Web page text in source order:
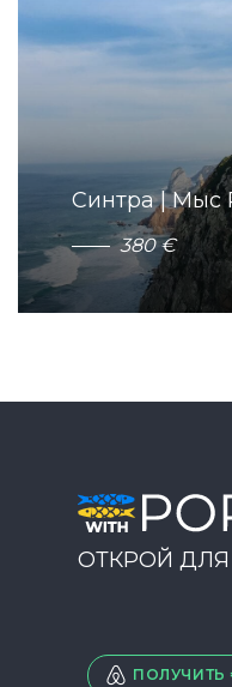
Синтра | Мыс
380 €
ОТКРОЙ
ПОЛУЧИТЬ